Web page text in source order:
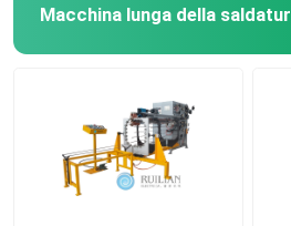
Macchina lunga della